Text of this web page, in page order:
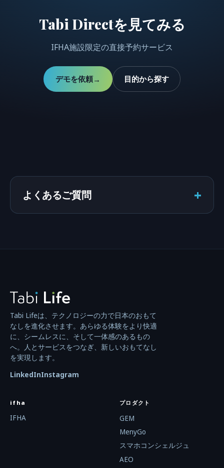
Tabi Directを見てみる
IFHA施設限定の直接予約サービス
デモを依頼→ 目的から探す
よくあるご質問 +
Tabi Lifeは、テクノロジーの力で日本のおもて
なしを進化させます。あらゆる体験をより快適
に、シームレスに、そして一体感のあるもの
へ。人とサービスをつなぎ、新しいおもてなし
を実現します。
LinkedInInstagram
ifha
IFHA
プロダクト
GEM
MenyGo
スマホコンシェルジュ
AEO